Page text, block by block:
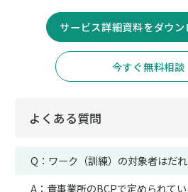
サービス詳細資料をダウ
今すぐ無料
よくある質問
Q：ワーク（訓練）の対象者はだれ
A：貴事業所のBCPで定められて